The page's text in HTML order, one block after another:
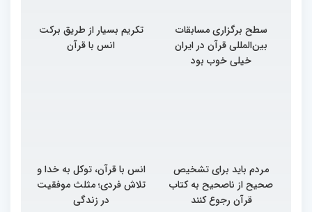
سطح برگزاری مسابقات
بین‌المللی قرآن در ایران
خیلی خوب بود
تکریم بسیار از طریق برکت
انس با قرآن
مردم باید برای تشخیص
صحیح از ناصحیح به کتاب
قرآن رجوع کنند
انس با قرآن، توکل به خدا و
تلاش فردی؛ مثلث موفقیت
در زندگی